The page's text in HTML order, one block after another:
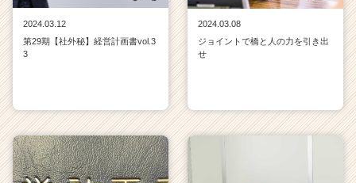
e
2024.03.12
第29期【社外秘】経営計画書vol.3
3
2024.03.08
ジョイントで橋と人の力を引き出
せ